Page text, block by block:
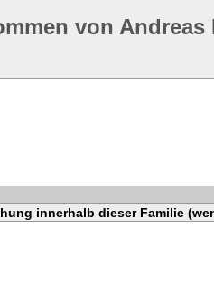
von Andreas
innerhalb dieser Familie